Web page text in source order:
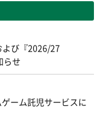
び『2026/27
らせ
ーム託児サービスに